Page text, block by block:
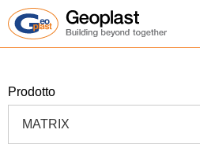
prodotto
MATRIX